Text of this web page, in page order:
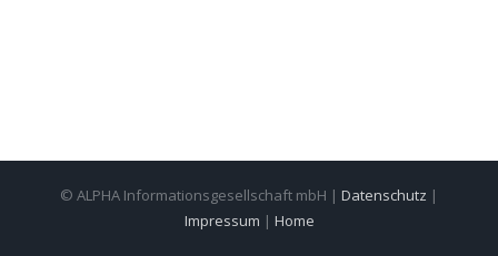
© ALPHA Informationsgesellschaft mbH | Datenschutz |
Impressum | Home